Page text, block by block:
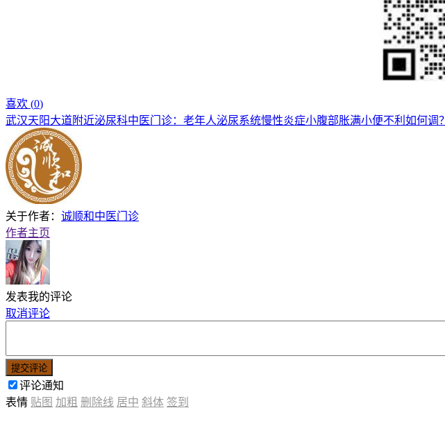
喜欢 (0)
武汉天阳大道附近泌尿科中医门诊：老年人泌尿系统慢性炎症小腹部胀满小便不利如何调？
关于作者： 诚顺和中医门诊
作者主页
发表我的评论
取消评论
提交评论
评论通知
表情 贴图 加粗 删除线 居中 斜体 签到